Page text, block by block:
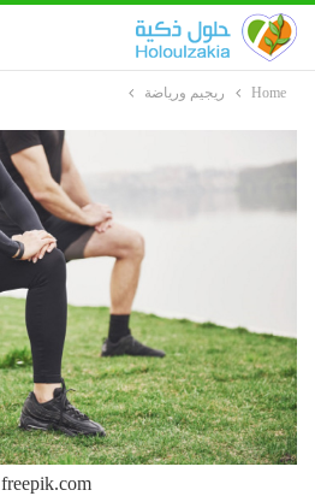
Home ريجيم ورياضة
freepik.com